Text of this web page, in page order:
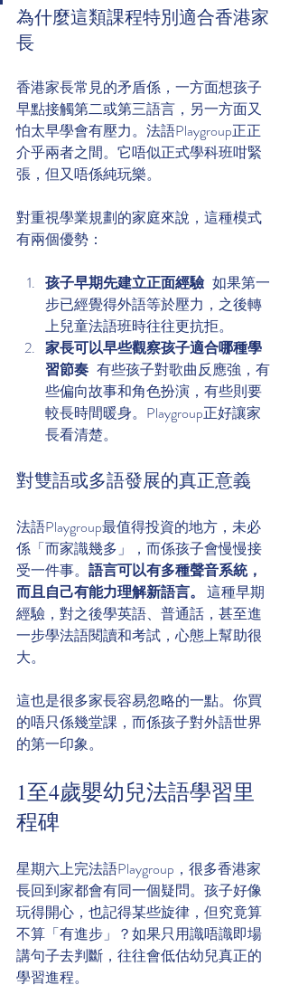
為什麼這類課程特別適合香港家
長
香港家長常見的矛盾係，一方面想孩子
早點接觸第二或第三語言，另一方面又
怕太早學會有壓力。法語Playgroup正正
介乎兩者之間。它唔似正式學科班咁緊
張，但又唔係純玩樂。
對重視學業規劃的家庭來說，這種模式
有兩個優勢：
孩子早期先建立正面經驗
   如果第一
步已經覺得外語等於壓力，之後轉
上兒童法語班時往往更抗拒。
家長可以早些觀察孩子適合哪種學
習節奏
   有些孩子對歌曲反應強，有
些偏向故事和角色扮演，有些則要
較長時間暖身。Playgroup正好讓家
長看清楚。
對雙語或多語發展的真正意義
法語Playgroup最值得投資的地方，未必
係「而家識幾多」，而係孩子會慢慢接
受一件事。 語言可以有多種聲音系統，
而且自己有能力理解新語言。 這種早期
經驗，對之後學英語、普通話，甚至進
一步學法語閱讀和考試，心態上幫助很
大。
這也是很多家長容易忽略的一點。你買
的唔只係幾堂課，而係孩子對外語世界
的第一印象。
1至4歲嬰幼兒法語學習里
程碑
星期六上完法語Playgroup，很多香港家
長回到家都會有同一個疑問。孩子好像
玩得開心，也記得某些旋律，但究竟算
不算「有進步」？如果只用識唔識即場
講句子去判斷，往往會低估幼兒真正的
學習進程。